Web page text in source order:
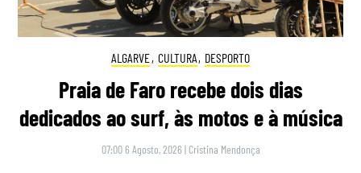
ALGARVE, CULTURA, DESPORTO
Praia de Faro recebe dois dias
dedicados ao surf, às motos e à música
07:00 6 Agosto, 2026 | Cristina Mendonça